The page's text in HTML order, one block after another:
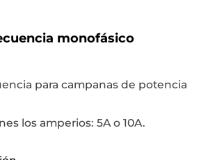
monofásico
para campanas de potencia
los amperios: 5A o 10A.